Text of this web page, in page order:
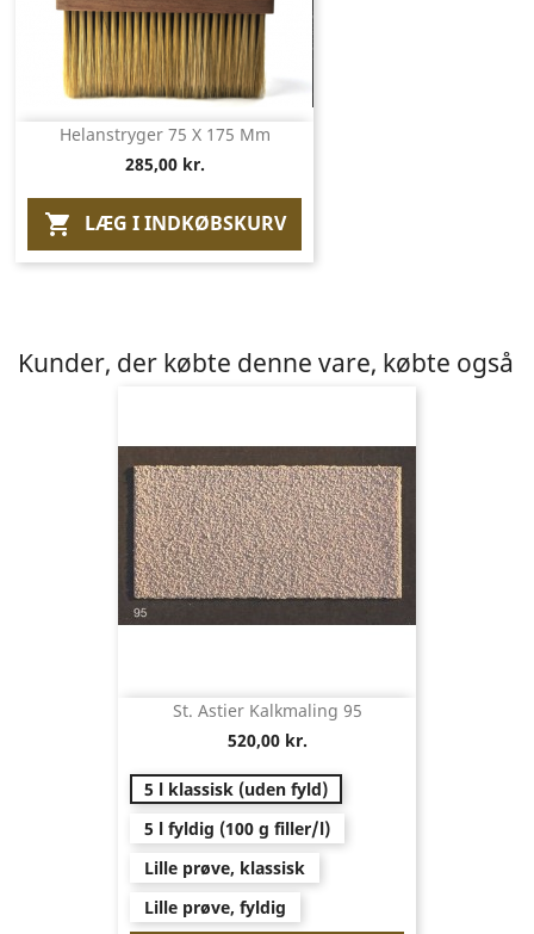
Helanstryger 75 X 175 Mm
285,00 kr.
 LÆG I INDKØBSKURV
Kunder, der købte denne vare, købte også
St. Astier Kalkmaling 95
520,00 kr.
5 l klassisk (uden fyld)
5 l fyldig (100 g filler/l)
Lille prøve, klassisk
Lille prøve, fyldig